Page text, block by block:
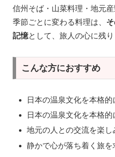
信州そば・山菜料理・地元
季節ごとに変わる料理は、
記憶として、旅人の心に残り
こんな方におすすめ
日本の温泉文化を本格
日本の温泉文化を本格
地元の人との交流を楽し
静かで心が落ち着く旅を